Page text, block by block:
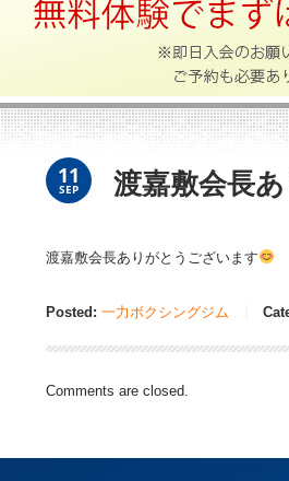
11
SEP 渡嘉敷会長
渡嘉敷会長ありがとうございます
Posted: 一力ボクシングジム
Comments are closed.